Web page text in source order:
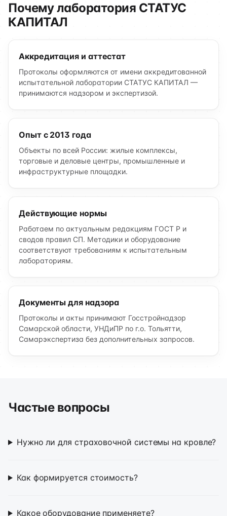
Почему лаборатория СТАТУС
КАПИТАЛ
Аккредитация и аттестат
Протоколы оформляются от имени аккредитованной
испытательной лаборатории СТАТУС КАПИТАЛ —
принимаются надзором и экспертизой.
Опыт с 2013 года
Объекты по всей России: жилые комплексы,
торговые и деловые центры, промышленные и
инфраструктурные площадки.
Действующие нормы
Работаем по актуальным редакциям ГОСТ Р и
сводов правил СП. Методики и оборудование
соответствуют требованиям к испытательным
лабораториям.
Документы для надзора
Протоколы и акты принимают Госстройнадзор
Самарской области, УНДиПР по г.о. Тольятти,
Самарэкспертиза без дополнительных запросов.
Частые вопросы
Нужно ли для страховочной системы на кровле?
Как формируется стоимость?
Какое оборудование применяете?